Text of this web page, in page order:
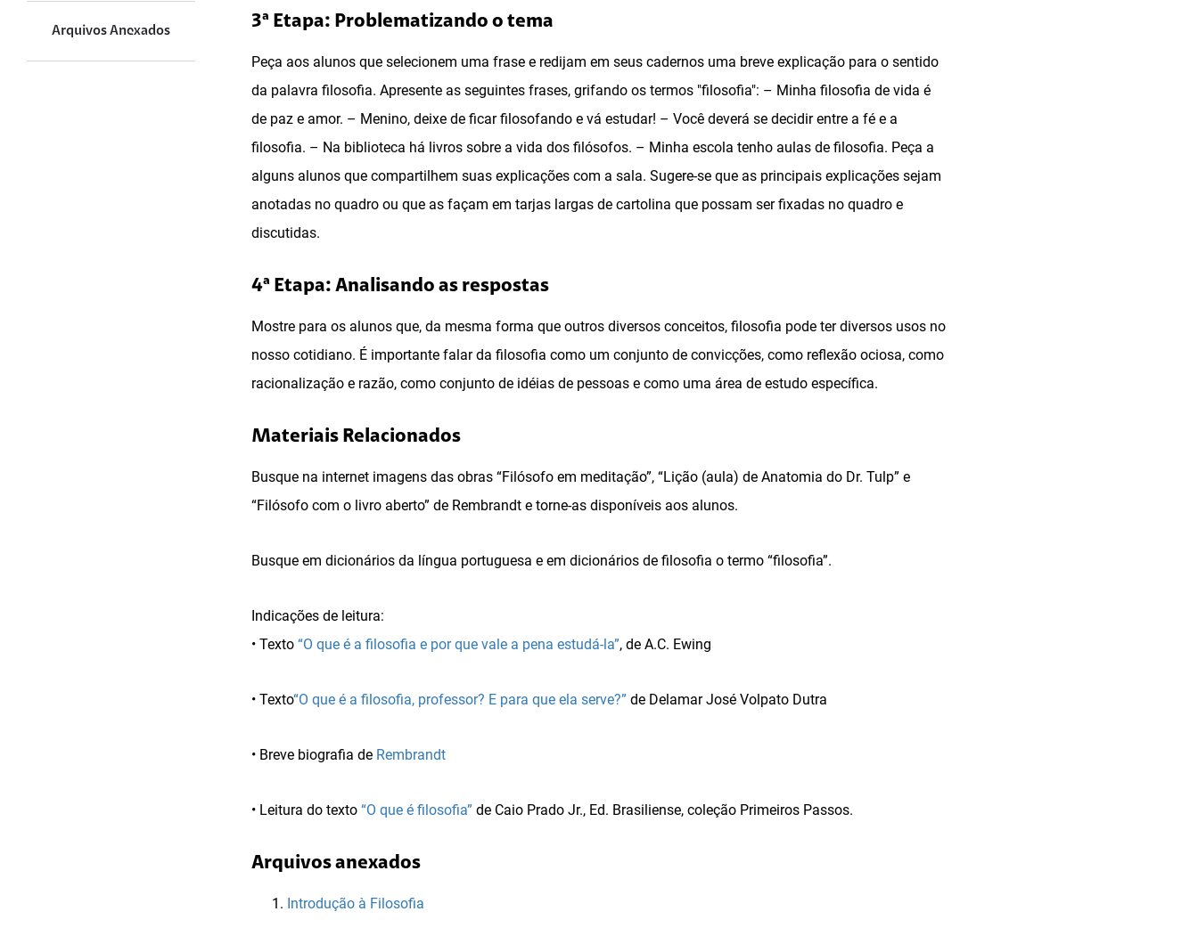
Arquivos Anexados 3ª Etapa: Problematizando o tema
Peça aos alunos que selecionem uma frase e redijam em seus cadernos uma breve explicação para o sentido
da palavra filosofia. Apresente as seguintes frases, grifando os termos "filosofia": – Minha filosofia de vida é
de paz e amor. – Menino, deixe de ficar filosofando e vá estudar! – Você deverá se decidir entre a fé e a
filosofia. – Na biblioteca há livros sobre a vida dos filósofos. – Minha escola tenho aulas de filosofia. Peça a
alguns alunos que compartilhem suas explicações com a sala. Sugere-se que as principais explicações sejam
anotadas no quadro ou que as façam em tarjas largas de cartolina que possam ser fixadas no quadro e
discutidas.
4ª Etapa: Analisando as respostas
Mostre para os alunos que, da mesma forma que outros diversos conceitos, filosofia pode ter diversos usos no
nosso cotidiano. É importante falar da filosofia como um conjunto de convicções, como reflexão ociosa, como
racionalização e razão, como conjunto de idéias de pessoas e como uma área de estudo específica.
Materiais Relacionados
Busque na internet imagens das obras “Filósofo em meditação”, “Lição (aula) de Anatomia do Dr. Tulp” e
“Filósofo com o livro aberto” de Rembrandt e torne-as disponíveis aos alunos.
Busque em dicionários da língua portuguesa e em dicionários de filosofia o termo “filosofia”.
Indicações de leitura:
• Texto “O que é a filosofia e por que vale a pena estudá-la”, de A.C. Ewing
• Texto“O que é a filosofia, professor? E para que ela serve?” de Delamar José Volpato Dutra
• Breve biografia de Rembrandt
• Leitura do texto “O que é filosofia” de Caio Prado Jr., Ed. Brasiliense, coleção Primeiros Passos.
Arquivos anexados
Introdução à Filosofia